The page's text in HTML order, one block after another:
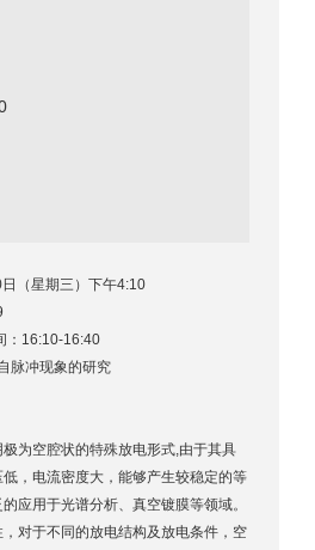
（星期三）下午4:10
：16:10-16:40
脉冲现象的研究
为空腔状的特殊放电形式,由于其具
，电流密度大，能够产生较稳定的等
应用于光谱分析、真空镀膜等领域。
对于不同的放电结构及放电条件，空